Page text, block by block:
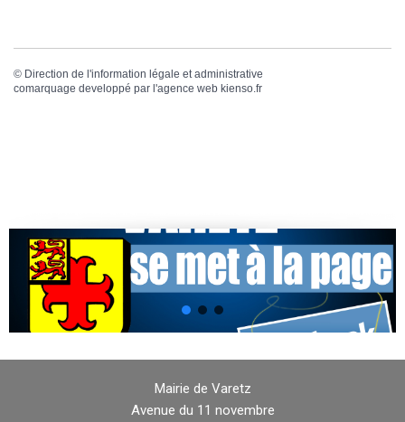
© Direction de l'information légale et administrative
comarquage developpé par l'agence web kienso.fr
Mairie de Varetz
Avenue du 11 novembre